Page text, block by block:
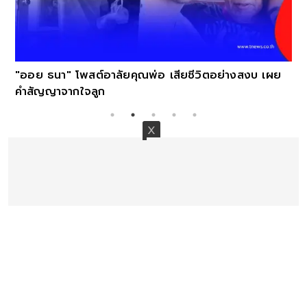
"ออย ธนา" โพสต์อาลัยคุณพ่อ เสียชีวิตอย่างสงบ เผย
คำสัญญาจากใจลูก